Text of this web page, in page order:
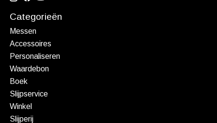
Categorieën
Messen
Accessoires
Personaliseren
Waardebon
Boek
Slijpservice
Winkel
Slijperij